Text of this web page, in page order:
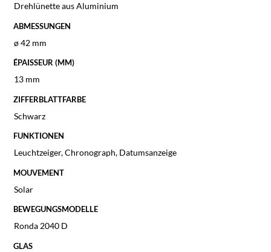
Drehlünette aus Aluminium
ABMESSUNGEN
ø 42 mm
ÉPAISSEUR (MM)
13 mm
ZIFFERBLATTFARBE
Schwarz
FUNKTIONEN
Leuchtzeiger, Chronograph, Datumsanzeige
MOUVEMENT
Solar
BEWEGUNGSMODELLE
Ronda 2040 D
GLAS